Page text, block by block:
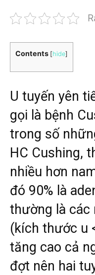
Contents [hide]
U tuyến yên
gọi là bệnh
trong số
HC Cushing,
nhiều hơn
đó 90% là
thường là các
(kích thước u
tăng cao cả
đợt nên hai